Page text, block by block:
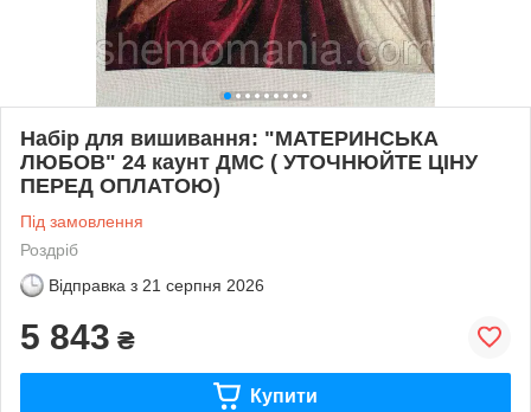
Набір для вишивання: "МАТЕРИНСЬКА
ЛЮБОВ" 24 каунт ДМС ( УТОЧНЮЙТЕ ЦІНУ
ПЕРЕД ОПЛАТОЮ)
Під замовлення
Роздріб
Відправка з 21 серпня 2026
5 843 ₴
Купити